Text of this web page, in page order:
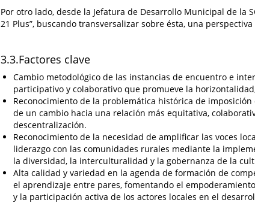
Por otro lado, desde la Jefatura de Desarrollo Municipal de la
21 Plus”, buscando transversalizar sobre ésta, una perspectiva
3.3.Factores clave
Cambio metodológico de las instancias de encuentro e
participativo y colaborativo que promueve la
Reconocimiento de la problemática histórica de imposición
de un cambio hacia una relación más equitativa,
descentralización.
Reconocimiento de la necesidad de amplificar las voces
liderazgo con las comunidades rurales mediante la
la diversidad, la interculturalidad y la gobernanza de la
Alta calidad y variedad en la agenda de formación de
el aprendizaje entre pares, fomentando el
y la participación activa de los actores locales en el